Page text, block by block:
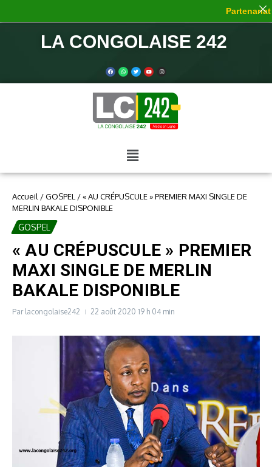
LA CONGOLAISE 242
Accueil /GOSPEL /« AU CRÉPUSCULE » PREMIER MAXI SINGLE DE
MERLIN BAKALE DISPONIBLE
GOSPEL
« AU CRÉPUSCULE » PREMIER
MAXI SINGLE DE MERLIN
BAKALE DISPONIBLE
Par lacongolaise242 22 août 2020 19 h 04 min
Partenariat